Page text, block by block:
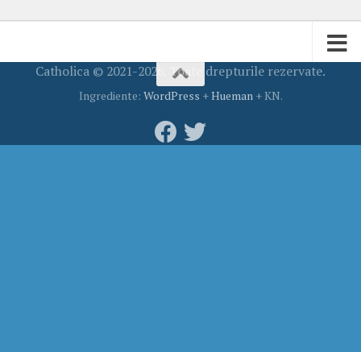
Catholica © 2021-2026. Toate drepturile rezervate.
Ingrediente: WordPress +Hueman+ KN.